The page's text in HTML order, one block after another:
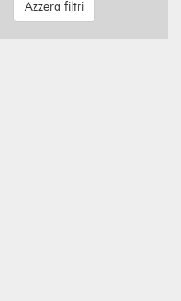
Azzera filtri